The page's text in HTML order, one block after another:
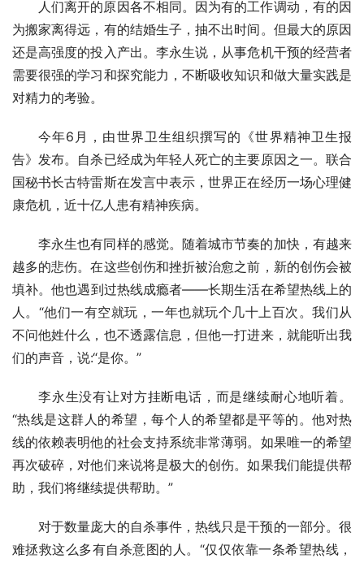
人们离开的原因各不相同。因为有的工作调动，有的因
为搬家离得远，有的结婚生子，抽不出时间。但最大的原因
还是高强度的投入产出。李永生说，从事危机干预的经营者
需要很强的学习和探究能力，不断吸收知识和做大量实践是
对精力的考验。
今年6月，由世界卫生组织撰写的《世界精神卫生报
告》发布。自杀已经成为年轻人死亡的主要原因之一。联合
国秘书长古特雷斯在发言中表示，世界正在经历一场心理健
康危机，近十亿人患有精神疾病。
李永生也有同样的感觉。随着城市节奏的加快，有越来
越多的悲伤。在这些创伤和挫折被治愈之前，新的创伤会被
填补。他也遇到过热线成瘾者——长期生活在希望热线上的
人。“他们一有空就玩，一年也就玩个几十上百次。我们从
不问他姓什么，也不透露信息，但他一打进来，就能听出我
们的声音，说:“是你。”
李永生没有让对方挂断电话，而是继续耐心地听着。
“热线是这群人的希望，每个人的希望都是平等的。他对热
线的依赖表明他的社会支持系统非常薄弱。如果唯一的希望
再次破碎，对他们来说将是极大的创伤。如果我们能提供帮
助，我们将继续提供帮助。”
对于数量庞大的自杀事件，热线只是干预的一部分。很
难拯救这么多有自杀意图的人。“仅仅依靠一条希望热线，